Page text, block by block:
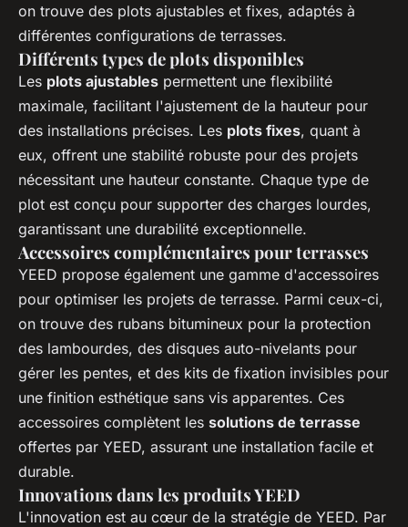
on trouve des plots ajustables et fixes, adaptés à
différentes configurations de terrasses.
Différents types de plots disponibles
Les plots ajustables permettent une flexibilité
maximale, facilitant l'ajustement de la hauteur pour
des installations précises. Les plots fixes, quant à
eux, offrent une stabilité robuste pour des projets
nécessitant une hauteur constante. Chaque type de
plot est conçu pour supporter des charges lourdes,
garantissant une durabilité exceptionnelle.
Accessoires complémentaires pour terrasses
YEED propose également une gamme d'accessoires
pour optimiser les projets de terrasse. Parmi ceux-ci,
on trouve des rubans bitumineux pour la protection
des lambourdes, des disques auto-nivelants pour
gérer les pentes, et des kits de fixation invisibles pour
une finition esthétique sans vis apparentes. Ces
accessoires complètent les solutions de terrasse
offertes par YEED, assurant une installation facile et
durable.
Innovations dans les produits YEED
L'innovation est au cœur de la stratégie de YEED. Par